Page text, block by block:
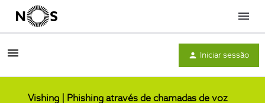
Menu
Iniciar sessão
Vishing | Phishing através de chamadas de voz